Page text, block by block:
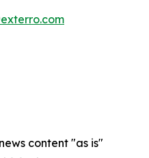
content "as is"